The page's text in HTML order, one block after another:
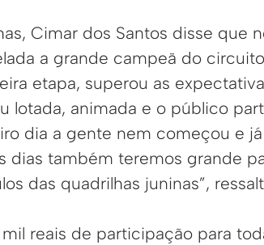
Cimar dos Santos disse que
a grande campeã do
etapa, superou as
lotada, animada e o público
dia a gente nem começou e
dias também teremos grande
das quadrilhas juninas”,
reais de participação para